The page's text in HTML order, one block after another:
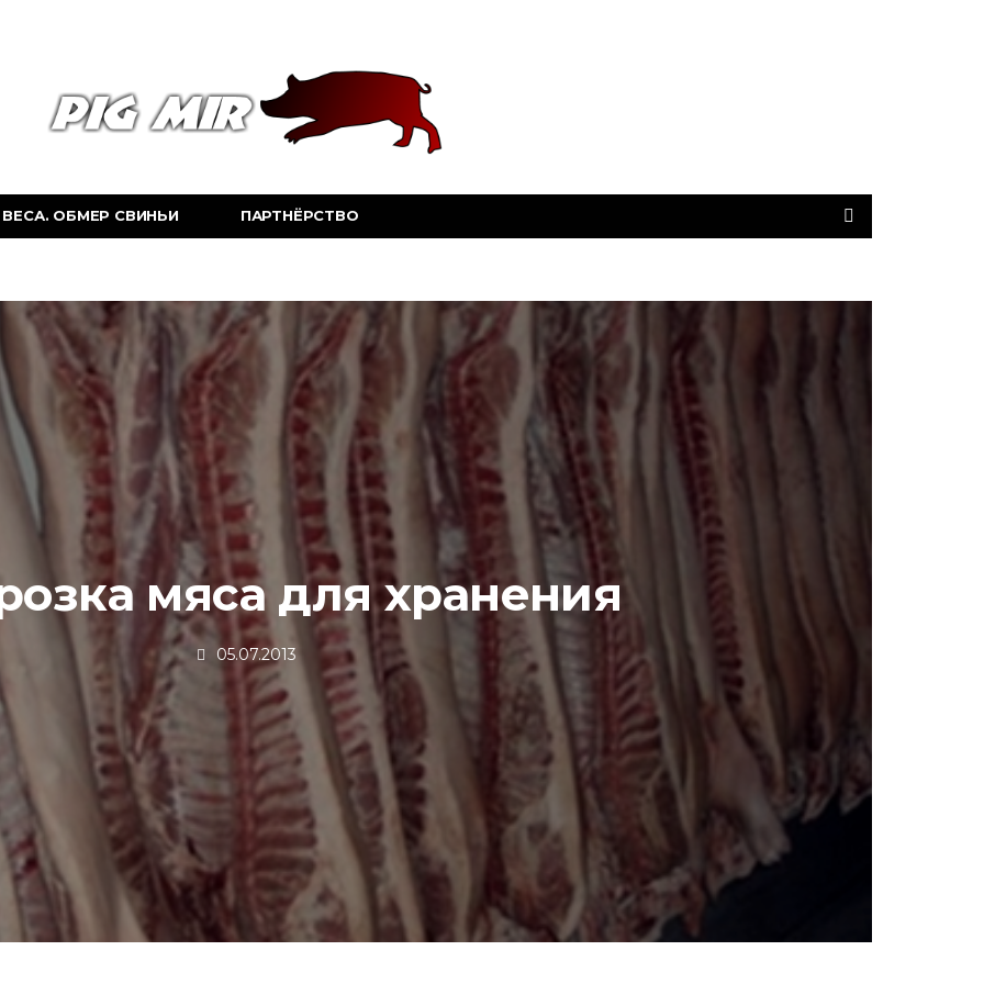
ОБМЕР СВИНЬИ ПАРТНЁРСТВО
мяса для хранения
05.07.2013